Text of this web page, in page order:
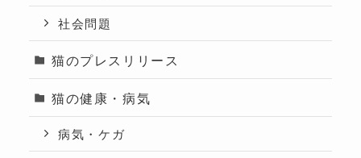
社会問題
猫のプレスリリース
猫の健康・病気
病気・ケガ